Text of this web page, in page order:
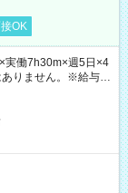
OK
働7h30m×週5日×4
りません。※給与即